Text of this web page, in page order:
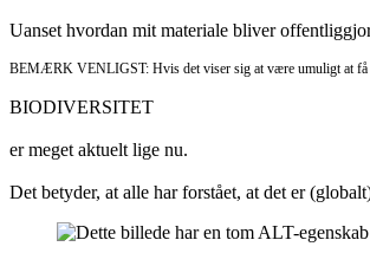
Uanset hvordan mit materiale bliver
BEMÆRK VENLIGST: Hvis det viser sig at være umuligt at få
BIODIVERSITET
er meget aktuelt lige nu.
Det betyder, at alle har forstået, at det er